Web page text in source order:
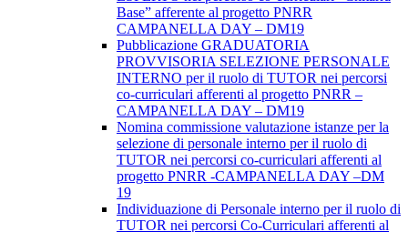
Base” afferente al progetto PNRR
CAMPANELLA DAY – DM19
Pubblicazione GRADUATORIA
PROVVISORIA SELEZIONE PERSONALE
INTERNO per il ruolo di TUTOR nei percorsi
co-curriculari afferenti al progetto PNRR –
CAMPANELLA DAY – DM19
Nomina commissione valutazione istanze per la
selezione di personale interno per il ruolo di
TUTOR nei percorsi co-curriculari afferenti al
progetto PNRR -CAMPANELLA DAY –DM
19
Individuazione di Personale interno per il ruolo di
TUTOR nei percorsi Co-Curriculari afferenti al